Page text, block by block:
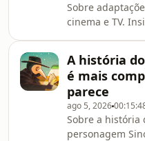
Sobre
cinema e TV.
A história
é mais
parece
ago 5, 2026
Sobre a história
personagem